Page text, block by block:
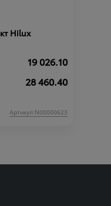
Hilux
19 026.10
28 460.40
Артикул:N00000623